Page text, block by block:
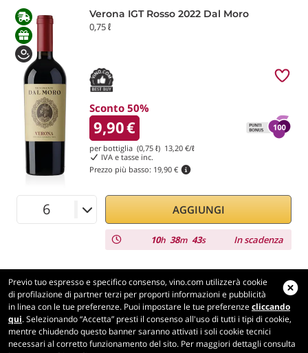
Verona IGT Rosso 2022 Dal Moro
0,75 ℓ
Sconto 50%
9,90€
per bottiglia (0,75 ℓ) 13,20 €/ℓ
IVA e tasse inc.
Prezzo più basso: 19,90 €
AGGIUNGI
10h 38m 42s In scadenza
Previo tuo espresso e specifico consenso, vino.com utilizzerà cookie
di profilazione di partner terzi per proporti informazioni e pubblicità
in linea con le tue preferenze. Puoi impostare le tue preferenzecliccando
qui. Selezionando “Accetta” presti il consenso all'uso di tutti i tipi di cookie,
mentre chiudendo questo banner saranno attivati i soli cookie tecnici
necessari al corretto funzionamento del sito. Per maggiori dettagli consulta
Vino.com
Made with
in Tuscany
Pagina elaborata in 196 ms